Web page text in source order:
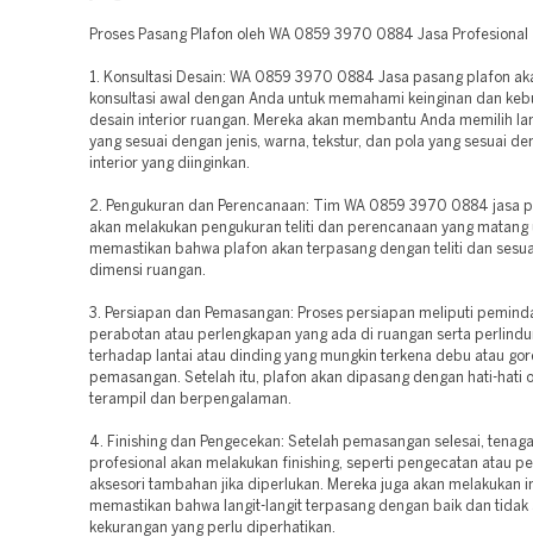
Proses Pasang Plafon oleh WA 0859 3970 0884 Jasa Profesional
1. Konsultasi Desain: WA 0859 3970 0884 Jasa pasang plafon
konsultasi awal dengan Anda untuk memahami keinginan dan
desain interior ruangan. Mereka akan membantu Anda memilih
yang sesuai dengan jenis, warna, tekstur, dan pola yang sesuai
interior yang diinginkan.
2. Pengukuran dan Perencanaan: Tim WA 0859 3970 0884 jasa
akan melakukan pengukuran teliti dan perencanaan yang matang
memastikan bahwa plafon akan terpasang dengan teliti dan
dimensi ruangan.
3. Persiapan dan Pemasangan: Proses persiapan meliputi
perabotan atau perlengkapan yang ada di ruangan serta
terhadap lantai atau dinding yang mungkin terkena debu atau
pemasangan. Setelah itu, plafon akan dipasang dengan hati-hati
terampil dan berpengalaman.
4. Finishing dan Pengecekan: Setelah pemasangan selesai,
profesional akan melakukan finishing, seperti pengecatan atau
aksesori tambahan jika diperlukan. Mereka juga akan melakukan
memastikan bahwa langit-langit terpasang dengan baik dan tidak
kekurangan yang perlu diperhatikan.